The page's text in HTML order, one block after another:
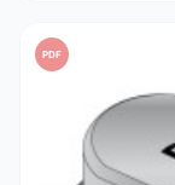
PDF